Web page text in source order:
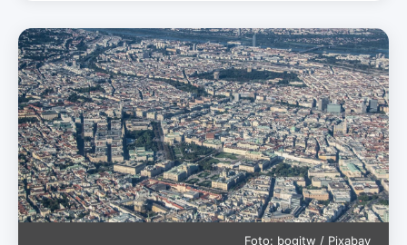
Foto: bogitw / Pixabay